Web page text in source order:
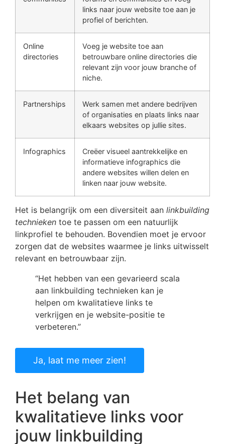
links naar jouw website toe aan je
profiel of berichten.
Online
directories
Voeg je website toe aan
betrouwbare online directories die
relevant zijn voor jouw branche of
niche.
Partnerships
Werk samen met andere bedrijven
of organisaties en plaats links naar
elkaars websites op jullie sites.
Infographics
Creëer visueel aantrekkelijke en
informatieve infographics die
andere websites willen delen en
linken naar jouw website.
Het is belangrijk om een diversiteit aan linkbuilding
technieken toe te passen om een natuurlijk
linkprofiel te behouden. Bovendien moet je ervoor
zorgen dat de websites waarmee je links uitwisselt
relevant en betrouwbaar zijn.
“Het hebben van een gevarieerd scala
aan linkbuilding technieken kan je
helpen om kwalitatieve links te
verkrijgen en je website-positie te
verbeteren.”
Ja, laat me meer zien!
Het belang van
kwalitatieve links voor
jouw linkbuilding